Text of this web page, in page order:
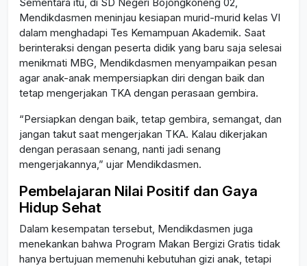
Mendikdasmen meninjau kesiapan murid-murid kelas VI
dalam menghadapi Tes Kemampuan Akademik. Saat
berinteraksi dengan peserta didik yang baru saja selesai
menikmati MBG, Mendikdasmen menyampaikan pesan
agar anak-anak mempersiapkan diri dengan baik dan
tetap mengerjakan TKA dengan perasaan gembira.
“Persiapkan dengan baik, tetap gembira, semangat, dan
jangan takut saat mengerjakan TKA. Kalau dikerjakan
dengan perasaan senang, nanti jadi senang
mengerjakannya,” ujar Mendikdasmen.
Pembelajaran Nilai Positif dan Gaya
Hidup Sehat
Dalam kesempatan tersebut, Mendikdasmen juga
menekankan bahwa Program Makan Bergizi Gratis tidak
hanya bertujuan memenuhi kebutuhan gizi anak, tetapi